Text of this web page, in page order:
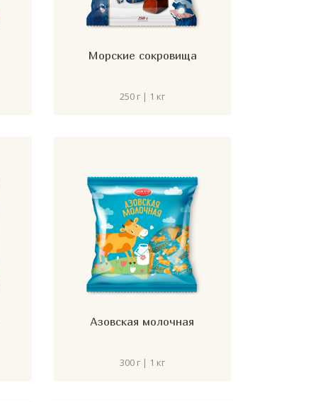
Морские сокровища
250 г | 1 кг
Азовская молочная
300 г | 1 кг